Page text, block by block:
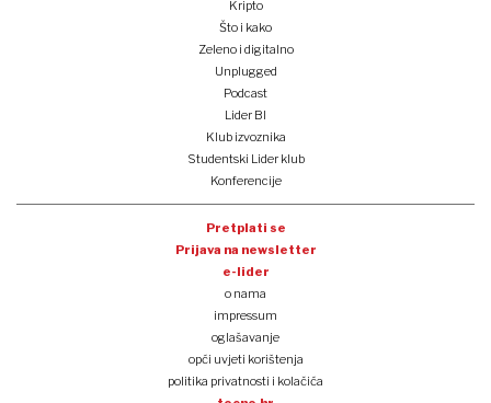
Kripto
Što i kako
Zeleno i digitalno
Unplugged
Podcast
Lider BI
Klub izvoznika
Studentski Lider klub
Konferencije
Pretplati se
Prijava na newsletter
e-lider
o nama
impressum
oglašavanje
opći uvjeti korištenja
politika privatnosti i kolačića